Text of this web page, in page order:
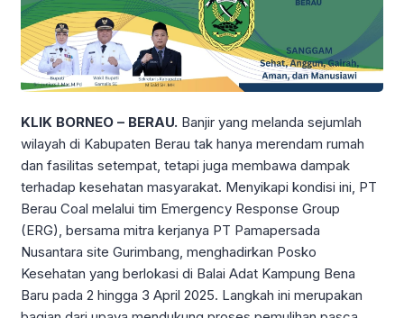
KLIK BORNEO – BERAU. Banjir yang melanda sejumlah
wilayah di Kabupaten Berau tak hanya merendam rumah
dan fasilitas setempat, tetapi juga membawa dampak
terhadap kesehatan masyarakat. Menyikapi kondisi ini, PT
Berau Coal melalui tim Emergency Response Group
(ERG), bersama mitra kerjanya PT Pamapersada
Nusantara site Gurimbang, menghadirkan Posko
Kesehatan yang berlokasi di Balai Adat Kampung Bena
Baru pada 2 hingga 3 April 2025. Langkah ini merupakan